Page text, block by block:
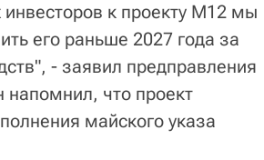
к проекту М12 мы
его раньше 2027 года за
- заявил предправления
что проект
майского указа